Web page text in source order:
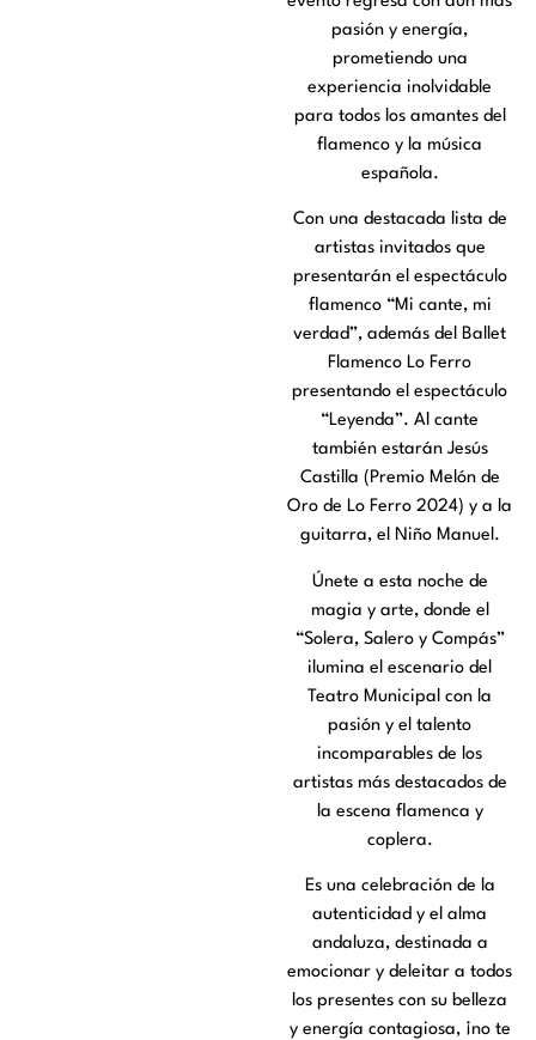
pasión y energía,
prometiendo una
experiencia inolvidable
para todos los amantes del
flamenco y la música
española.
Con una destacada lista de
artistas invitados que
presentarán el espectáculo
flamenco “Mi cante, mi
verdad”, además del Ballet
Flamenco Lo Ferro
presentando el espectáculo
“Leyenda”. Al cante
también estarán Jesús
Castilla (Premio Melón de
Oro de Lo Ferro 2024) y a la
guitarra, el Niño Manuel.
Únete a esta noche de
magia y arte, donde el
“Solera, Salero y Compás”
ilumina el escenario del
Teatro Municipal con la
pasión y el talento
incomparables de los
artistas más destacados de
la escena flamenca y
coplera.
Es una celebración de la
autenticidad y el alma
andaluza, destinada a
emocionar y deleitar a todos
los presentes con su belleza
y energía contagiosa, ¡no te